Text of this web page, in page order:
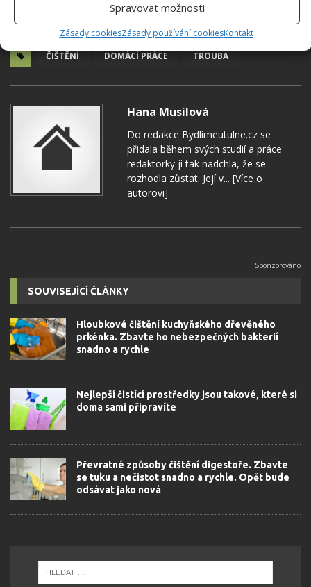
Spravovat možnosti
Zásady cookiesZásady používání cookiesKontakt
ČIŠTĚNÍ DOMÁCÍ PRÁCE TROUBA
Hana Musilová
Do redakce Bydlimeutulne.cz se
přidala během svých studií a práce
redaktorky ji tak nadchla, že se
rozhodla zůstat. Její v... [Více o
autorovi]
SOUVISEJÍCÍ ČLÁNKY
Hloubkové čištění kuchyňského dřevěného
prkénka. Zbavte ho nebezpečných bakterií
snadno a rychle
Nejlepší čistící prostředky jsou takové, které si
doma sami připravíte
Převratné způsoby čištění digestoře. Zbavte
se tuku a nečistot snadno a rychle. Opět bude
odsávat jako nová